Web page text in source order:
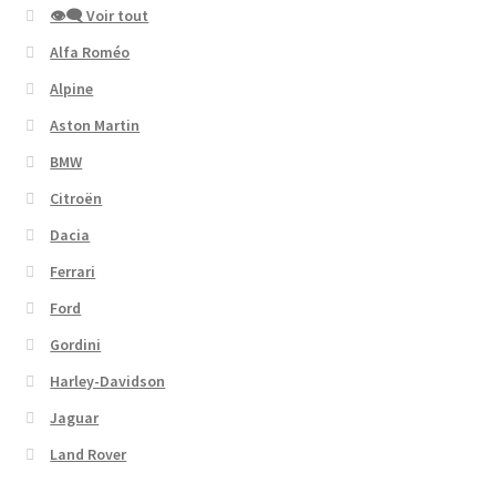
👁‍🗨 Voir tout
Alfa Roméo
Alpine
Aston Martin
BMW
Citroën
Dacia
Ferrari
Ford
Gordini
Harley-Davidson
Jaguar
Land Rover